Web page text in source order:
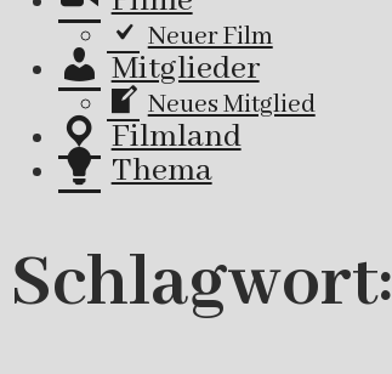
Neuer Film
Mitglieder
Neues Mitglied
Filmland
Thema
Schlagwort: